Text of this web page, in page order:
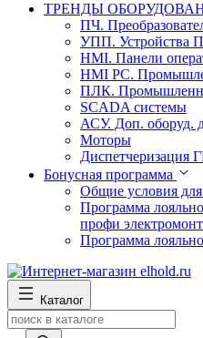
ТРЕНДЫ
ПЧ.
УПП. Устройства
HMI. Панели
HMI РС.
ПЛК.
SCADA системы
АСУ. Доп. оборуд.
Моторы
Бонусная программа
Общие условия для
Программа
профи
Программа
Каталог